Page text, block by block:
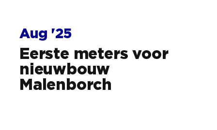
Aug '25
Eerste meters voor
nieuwbouw
Malenborch